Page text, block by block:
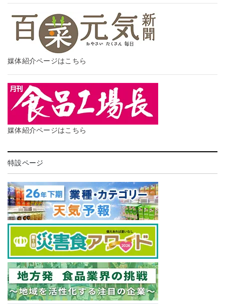
媒体紹介ページはこちら
媒体紹介ページはこちら
特設ページ